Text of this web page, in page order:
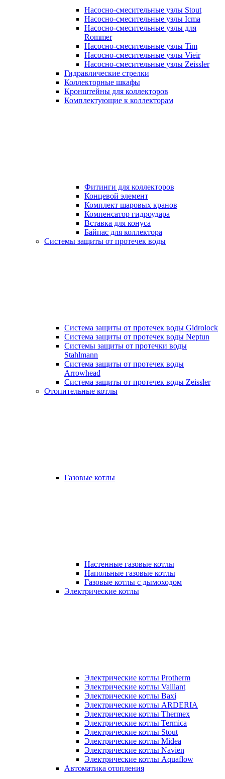
Насосно-смесительные узлы Stout
Насосно-смесительные узлы Icma
Насосно-смесительные узлы для
Rommer
Насосно-смесительные узлы Tim
Насосно-смесительные узлы Vieir
Насосно-смесительные узлы Zeissler
Гидравлические стрелки
Коллекторные шкафы
Кронштейны для коллекторов
Комплектующие к коллекторам
Фитинги для коллекторов
Концевой элемент
Комплект шаровых кранов
Компенсатор гидроудара
Вставка для конуса
Байпас для коллектора
Системы защиты от протечек воды
Система защиты от протечек воды Gidrolock
Система защиты от протечек воды Neptun
Системы защиты от протечки воды
Stahlmann
Система защиты от протечек воды
Arrowhead
Система защиты от протечек воды Zeissler
Отопительные котлы
Газовые котлы
Настенные газовые котлы
Напольные газовые котлы
Газовые котлы с дымоходом
Электрические котлы
Электрические котлы Protherm
Электрические котлы Vaillant
Электрические котлы Baxi
Электрические котлы ARDERIA
Электрические котлы Thermex
Электрические котлы Termica
Электрические котлы Stout
Электрические котлы Midea
Электрические котлы Navien
Электрические котлы Aquaflow
Автоматика отопления